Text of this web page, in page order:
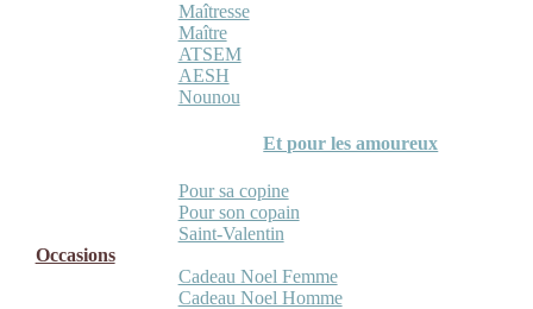
Maîtresse
Maître
ATSEM
AESH
Nounou
Et pour les amoureux
Pour sa copine
Pour son copain
Saint-Valentin
Occasions
Cadeau Noel Femme
Cadeau Noel Homme